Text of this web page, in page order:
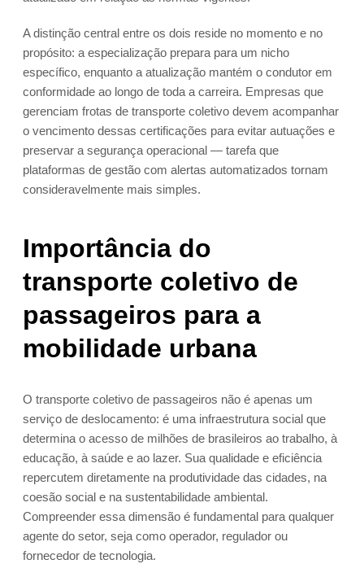
A distinção central entre os dois reside no momento e no
propósito: a especialização prepara para um nicho
específico, enquanto a atualização mantém o condutor em
conformidade ao longo de toda a carreira. Empresas que
gerenciam frotas de transporte coletivo devem acompanhar
o vencimento dessas certificações para evitar autuações e
preservar a segurança operacional — tarefa que
plataformas de gestão com alertas automatizados tornam
consideravelmente mais simples.
Importância do
transporte coletivo de
passageiros para a
mobilidade urbana
O transporte coletivo de passageiros não é apenas um
serviço de deslocamento: é uma infraestrutura social que
determina o acesso de milhões de brasileiros ao trabalho, à
educação, à saúde e ao lazer. Sua qualidade e eficiência
repercutem diretamente na produtividade das cidades, na
coesão social e na sustentabilidade ambiental.
Compreender essa dimensão é fundamental para qualquer
agente do setor, seja como operador, regulador ou
fornecedor de tecnologia.